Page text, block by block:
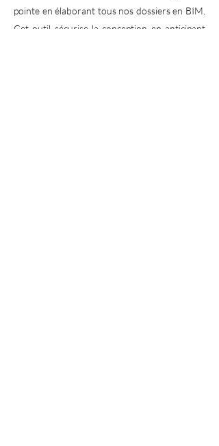
pointe en élaborant tous nos dossiers en BIM.
Cet outil sécurise la conception en anticipant